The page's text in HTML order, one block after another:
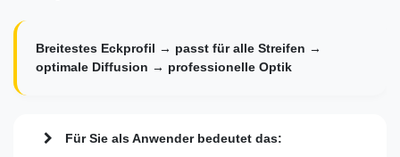
Breitestes Eckprofil → passt für alle Streifen →
optimale Diffusion → professionelle Optik
Für Sie als Anwender bedeutet das: